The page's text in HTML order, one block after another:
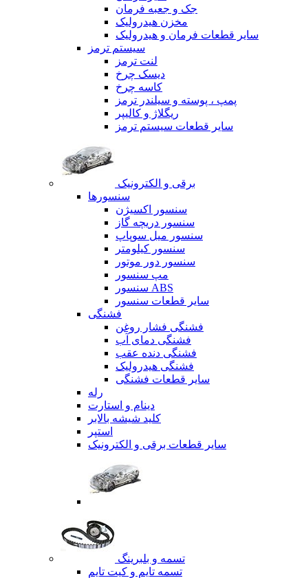
جک و جعبه فرمان
مخزن هیدرولیک
سایر قطعات فرمان و هیدرولیک
سیستم ترمز
لنت ترمز
دیسک چرخ
کاسه چرخ
پمپ ، پوسته و سیلندر ترمز
ریگلاژ و کالیپر
سایر قطعات سیستم ترمز
برقی و الکترونیک
سنسورها
سنسور اکسیژن
سنسور دریچه گاز
سنسور میل سوپاپ
سنسور کیلومتر
سنسور دور موتور
مپ سنسور
سنسور ABS
سایر قطعات سنسور
فشنگی
فشنگی فشار روغن
فشنگی دمای آب
فشنگی دنده عقب
فشنگی هیدرولیک
سایر قطعات فشنگی
رله
دینام و استارت
کلید شیشه بالابر
استپر
سایر قطعات برقی و الکترونیک
تسمه و بلبرینگ
تسمه تایم و کیت تایم